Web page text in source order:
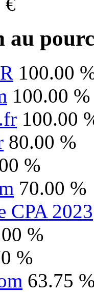
au
100.00
100.00 %
100.00
80.00 %
%
70.00 %
CPA 2023
%
%
63.75